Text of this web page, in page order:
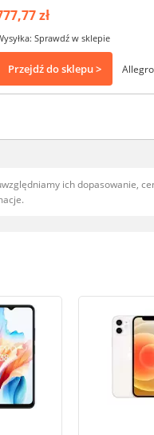
zł
Sprawdź w sklepie
Przejdź do sklepu > Allegro
ich dopasowanie,